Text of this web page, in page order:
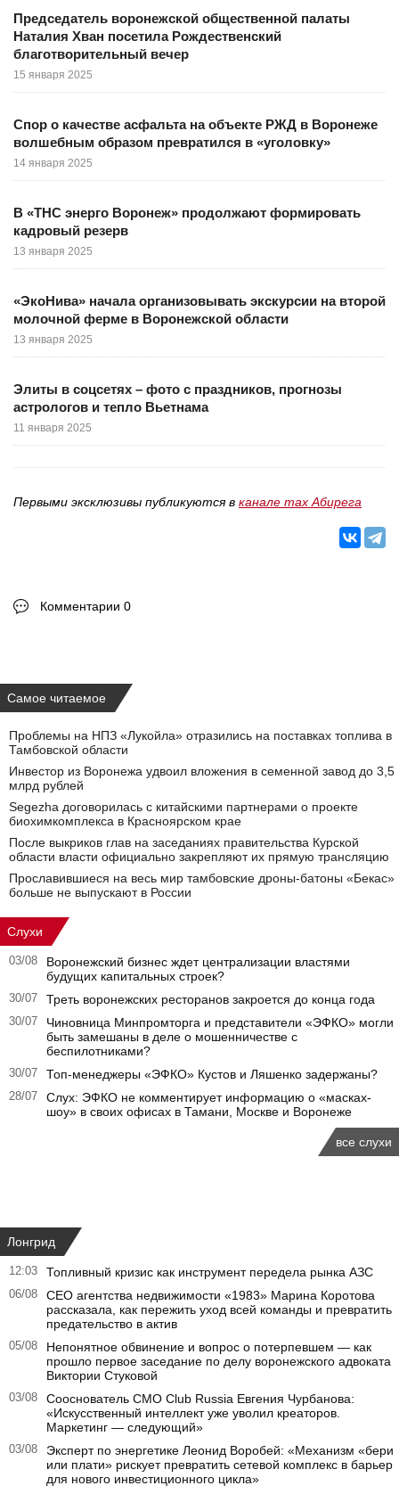
Председатель воронежской общественной палаты
Наталия Хван посетила Рождественский
благотворительный вечер
15 января 2025
Спор о качестве асфальта на объекте РЖД в Воронеже
волшебным образом превратился в «уголовку»
14 января 2025
В «ТНС энерго Воронеж» продолжают формировать
кадровый резерв
13 января 2025
«ЭкоНива» начала организовывать экскурсии на второй
молочной ферме в Воронежской области
13 января 2025
Элиты в соцсетях – фото с праздников, прогнозы
астрологов и тепло Вьетнама
11 января 2025
Первыми эксклюзивы публикуются в канале max Абирега
Комментарии 0
Самое читаемое
Проблемы на НПЗ «Лукойла» отразились на поставках топлива в
Тамбовской области
Инвестор из Воронежа удвоил вложения в семенной завод до 3,5
млрд рублей
Segezha договорилась с китайскими партнерами о проекте
биохимкомплекса в Красноярском крае
После выкриков глав на заседаниях правительства Курской
области власти официально закрепляют их прямую трансляцию
Прославившиеся на весь мир тамбовские дроны-батоны «Бекас»
больше не выпускают в России
Слухи
03/08
Воронежский бизнес ждет централизации властями
будущих капитальных строек?
30/07 Треть воронежских ресторанов закроется до конца года
30/07
Чиновница Минпромторга и представители «ЭФКО» могли
быть замешаны в деле о мошенничестве с
беспилотниками?
30/07 Топ-менеджеры «ЭФКО» Кустов и Ляшенко задержаны?
28/07
Слух: ЭФКО не комментирует информацию о «масках-
шоу» в своих офисах в Тамани, Москве и Воронеже
все слухи
Лонгрид
12:03 Топливный кризис как инструмент передела рынка АЗС
06/08
CEO агентства недвижимости «1983» Марина Коротова
рассказала, как пережить уход всей команды и превратить
предательство в актив
05/08
Непонятное обвинение и вопрос о потерпевшем — как
прошло первое заседание по делу воронежского адвоката
Виктории Стуковой
03/08
Сооснователь CMO Club Russia Евгения Чурбанова:
«Искусственный интеллект уже уволил креаторов.
Маркетинг — следующий»
03/08
Эксперт по энергетике Леонид Воробей: «Механизм «бери
или плати» рискует превратить сетевой комплекс в барьер
для нового инвестиционного цикла»